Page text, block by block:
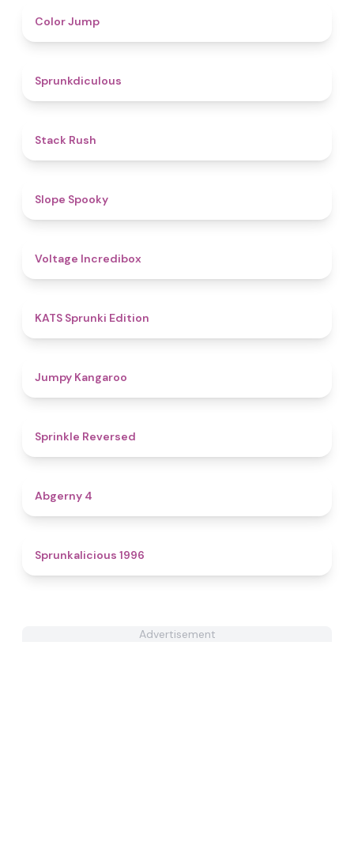
Color Jump
Sprunkdiculous
Stack Rush
Slope Spooky
Voltage Incredibox
KATS Sprunki Edition
Jumpy Kangaroo
Sprinkle Reversed
Abgerny 4
Sprunkalicious 1996
Advertisement